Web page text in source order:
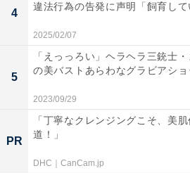
4
違法行為の告発に声明「飼育し
2025/02/07
5
「えっっろい」ヘラヘラ三銃士
の美バストあらわなグラビアシ
2023/09/29
PR
「丁寧なクレンジングこそ、美
道！」
DHC｜CanCam.jp